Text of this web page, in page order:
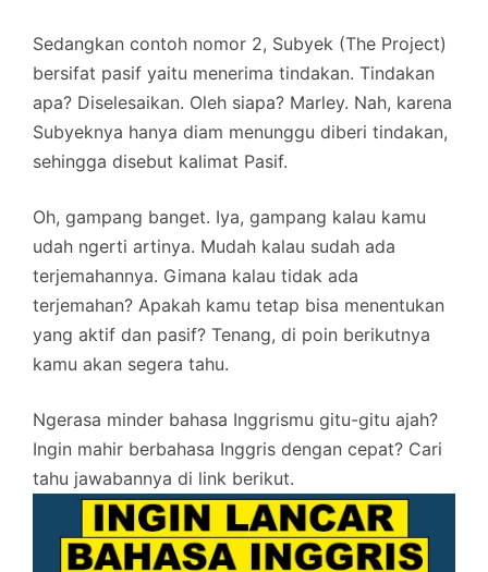
Sedangkan contoh nomor 2, Subyek (The Project)
bersifat pasif yaitu menerima tindakan. Tindakan
apa? Diselesaikan. Oleh siapa? Marley. Nah, karena
Subyeknya hanya diam menunggu diberi tindakan,
sehingga disebut kalimat Pasif.
Oh, gampang banget. Iya, gampang kalau kamu
udah ngerti artinya. Mudah kalau sudah ada
terjemahannya. Gimana kalau tidak ada
terjemahan? Apakah kamu tetap bisa menentukan
yang aktif dan pasif? Tenang, di poin berikutnya
kamu akan segera tahu.
Ngerasa minder bahasa Inggrismu gitu-gitu ajah?
Ingin mahir berbahasa Inggris dengan cepat? Cari
tahu jawabannya di link berikut.